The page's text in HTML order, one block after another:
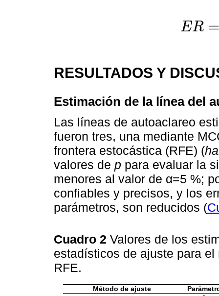
ER
ER= 10000
RESULTADOS Y
Estimación de la línea del
Las líneas de autoaclareo
fueron tres, una mediante
frontera estocástica (RFE) (
valores de p para evaluar la
menores al valor de α=5 %;
confiables y precisos, y los
parámetros, son reducidos (
Cuadro 2 Valores de los
estadísticos de ajuste para
RFE.
Método de ajuste